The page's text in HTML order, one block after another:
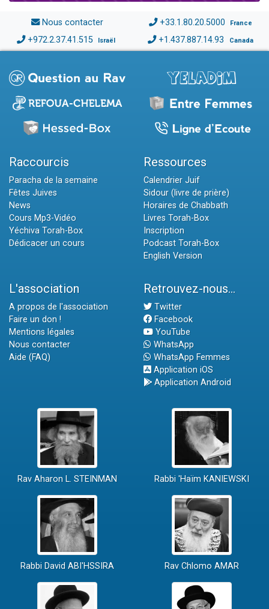
Nous contacter +33.1.80.20.5000 France
+972.2.37.41.515 Israël +1.437.887.14.93 Canada
Raccourcis
Paracha de la semaine
Fêtes Juives
News
Cours Mp3-Vidéo
Yéchiva Torah-Box
Dédicacer un cours
Ressources
Calendrier Juif
Sidour (livre de prière)
Horaires de Chabbath
Livres Torah-Box
Inscription
Podcast Torah-Box
English Version
L'association
A propos de l'association
Faire un don !
Mentions légales
Nous contacter
Aide (FAQ)
Retrouvez-nous...
Twitter
Facebook
YouTube
WhatsApp
WhatsApp Femmes
Application iOS
Application Android
Rav Aharon L. STEINMAN Rabbi 'Haïm KANIEWSKI
Rabbi David ABI'HSSIRA Rav Chlomo AMAR